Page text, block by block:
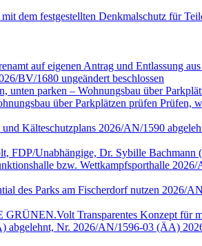
dem festgestellten Denkmalschutz für
auf eigenen Antrag und Entlassung
BV/1680 ungeändert beschlossen
parken – Wohnungsbau über
über Parkplätzen prüfen Prüfen,
Kälteschutzplans 2026/AN/1590
Unabhängige, Dr. Sybille Bachmann
bzw. Wettkampfsporthalle
des Parks am Fischerdorf nutzen 2026/
Transparentes Konzept für
Nr. 2026/AN/1596-03 (ÄA)